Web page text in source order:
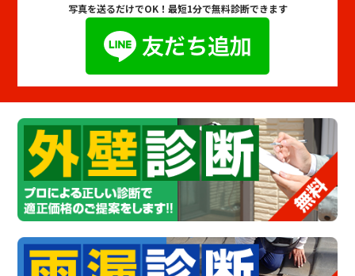
写真を送るだけでOK！ 最短1分で無料診断できます